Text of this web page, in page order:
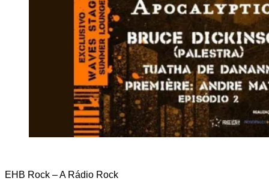
EHB Rock – A Rádio Rock